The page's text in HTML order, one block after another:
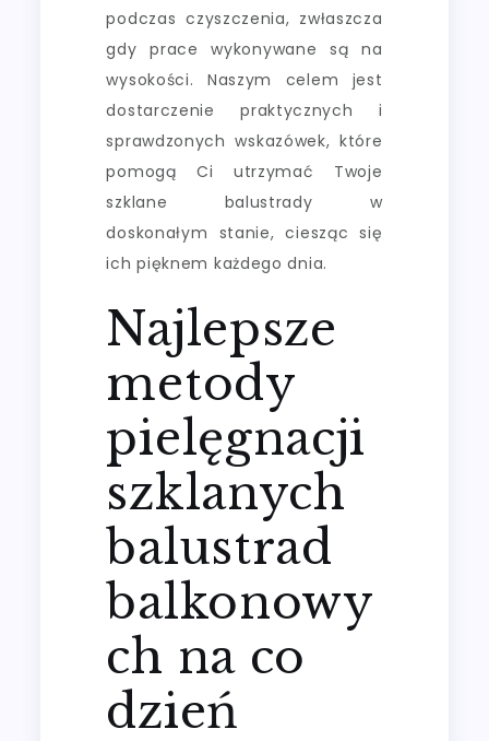
podczas czyszczenia, zwłaszcza
gdy prace wykonywane są na
wysokości. Naszym celem jest
dostarczenie praktycznych i
sprawdzonych wskazówek, które
pomogą Ci utrzymać Twoje
szklane balustrady w
doskonałym stanie, ciesząc się
ich pięknem każdego dnia.
Najlepsze
metody
pielęgnacji
szklanych
balustrad
balkonowy
ch na co
dzień